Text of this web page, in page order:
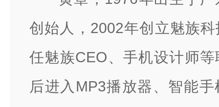
创始人，2002年创立魅族
任魅族CEO、手机设计师
后进入MP3播放器、智能